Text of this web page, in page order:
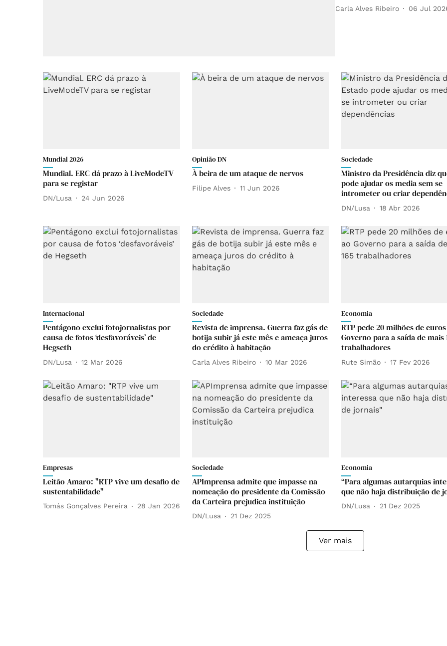
Carla Alves Ribeiro 06 Jul
Mundial 2026
Mundial. ERC dá prazo à LiveModeTV
para se registar
DN/Lusa 24 Jun 2026
Opinião DN
À beira de um ataque de nervos
Filipe Alves 11 Jun 2026
Sociedade
Ministro da Presidência diz
pode ajudar os media sem se
intrometer ou criar
DN/Lusa 18 Abr 2026
Internacional
Pentágono exclui fotojornalistas por
causa de fotos ‘desfavoráveis’ de
Hegseth
DN/Lusa 12 Mar 2026
Sociedade
Revista de imprensa. Guerra faz gás de
botija subir já este mês e ameaça juros
do crédito à habitação
Carla Alves Ribeiro 10 Mar 2026
Economia
RTP pede 20 milhões de
Governo para a saída de mais
trabalhadores
Rute Simão 17 Fev 2026
Empresas
Leitão Amaro: "RTP vive um desafio de
sustentabilidade"
Tomás Gonçalves Pereira 28 Jan 2026
Sociedade
APImprensa admite que impasse na
nomeação do presidente da Comissão
da Carteira prejudica instituição
DN/Lusa 21 Dez 2025
Economia
“Para algumas autarquias
que não haja distribuição de
DN/Lusa 21 Dez 2025
Ver mais